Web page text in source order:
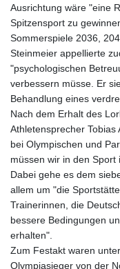
Ausrichtung wäre "eine
Spitzensport zu
Sommerspiele 2036,
Steinmeier appellierte
"psychologischen
verbessern müsse. Er
Behandlung eines
Nach dem Erhalt des
Athletensprecher
bei Olympischen und
müssen wir in den
Dabei gehe es dem
allem um "die
Trainerinnen, die
bessere Bedingungen
erhalten".
Zum Festakt waren
Olympiasieger von der